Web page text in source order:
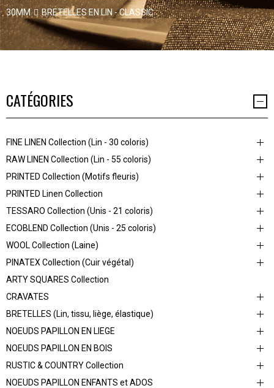
30MM
BRETELLES EN LIN - CLASSIC
CATÉGORIES
FINE LINEN Collection (Lin - 30 coloris)
RAW LINEN Collection (Lin - 55 coloris)
PRINTED Collection (Motifs fleuris)
PRINTED Linen Collection
TESSARO Collection (Unis - 21 coloris)
ECOBLEND Collection (Unis - 25 coloris)
WOOL Collection (Laine)
PINATEX Collection (Cuir végétal)
ARTY SQUARES Collection
CRAVATES
BRETELLES (Lin, tissu, liège, élastique)
NOEUDS PAPILLON EN LIEGE
NOEUDS PAPILLON EN BOIS
RUSTIC & COUNTRY Collection
NOEUDS PAPILLON ENFANTS et ADOS